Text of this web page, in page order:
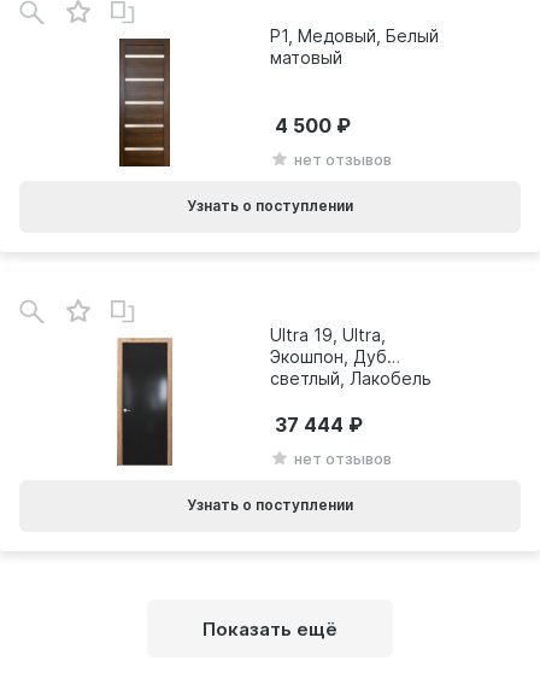
P1, Медовый, Белый
матовый
нет отзывов
4 500
Узнать о поступлении
Ultra 19, Ultra,
Экошпон, Дуб
светлый, Лакобель
нет отзывов
37 444
Узнать о поступлении
Показать ещё